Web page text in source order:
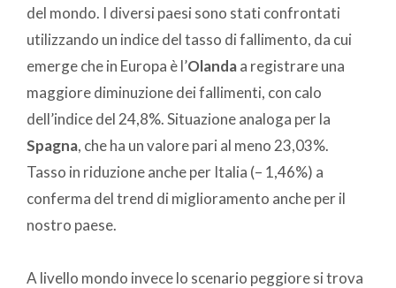
del mondo. I diversi paesi sono stati confrontati
utilizzando un indice del tasso di fallimento, da cui
emerge che in Europa è l’Olandaa registrare una
maggiore diminuzione dei fallimenti, con calo
dell’indice del 24,8%. Situazione analoga per la
Spagna, che ha un valore pari al meno 23,03%.
Tasso in riduzione anche per Italia (– 1,46%) a
conferma del trend di miglioramento anche per il
nostro paese.
A livello mondo invece lo scenario peggiore si trova